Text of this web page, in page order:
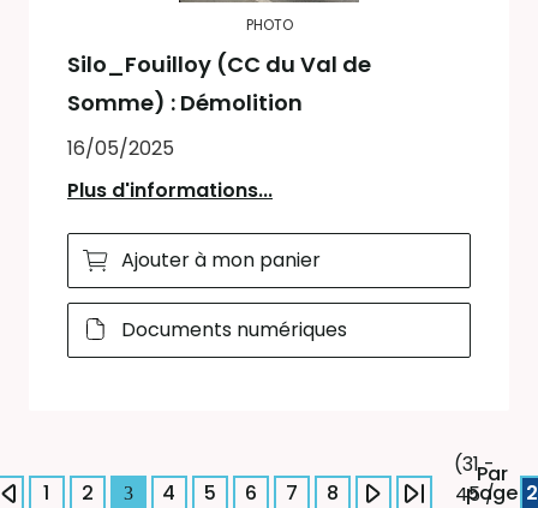
PHOTO
Silo_Fouilloy (CC du Val de
Somme) : Démolition
16/05/2025
Plus d'informations...
Ajouter à mon panier
Documents numériques
1 2 3 4 5 6 7 8
(31 -
45 /
Par
page